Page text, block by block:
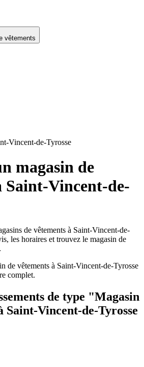
vêtements
Vincent-de-Tyrosse
magasin de
Saint-Vincent-de-
de vêtements à Saint-Vincent-de-
les horaires et trouvez le magasin de
de vêtements à Saint-Vincent-de-Tyrosse
complet.
de type "Magasin
Saint-Vincent-de-Tyrosse